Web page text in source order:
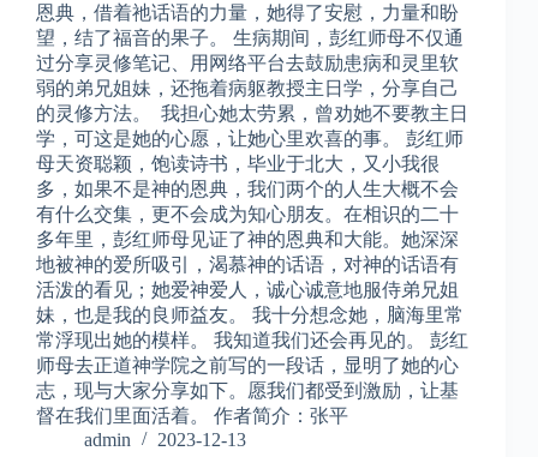
恩典，借着祂话语的力量，她得了安慰，力量和盼
望，结了福音的果子。 生病期间，彭红师母不仅通
过分享灵修笔记、用网络平台去鼓励患病和灵里软
弱的弟兄姐妹，还拖着病躯教授主日学，分享自己
的灵修方法。 我担心她太劳累，曾劝她不要教主日
学，可这是她的心愿，让她心里欢喜的事。 彭红师
母天资聪颖，饱读诗书，毕业于北大，又小我很
多，如果不是神的恩典，我们两个的人生大概不会
有什么交集，更不会成为知心朋友。在相识的二十
多年里，彭红师母见证了神的恩典和大能。她深深
地被神的爱所吸引，渴慕神的话语，对神的话语有
活泼的看见；她爱神爱人，诚心诚意地服侍弟兄姐
妹，也是我的良师益友。 我十分想念她，脑海里常
常浮现出她的模样。 我知道我们还会再见的。 彭红
师母去正道神学院之前写的一段话，显明了她的心
志，现与大家分享如下。愿我们都受到激励，让基
督在我们里面活着。 作者简介：张平
admin
2023-12-13